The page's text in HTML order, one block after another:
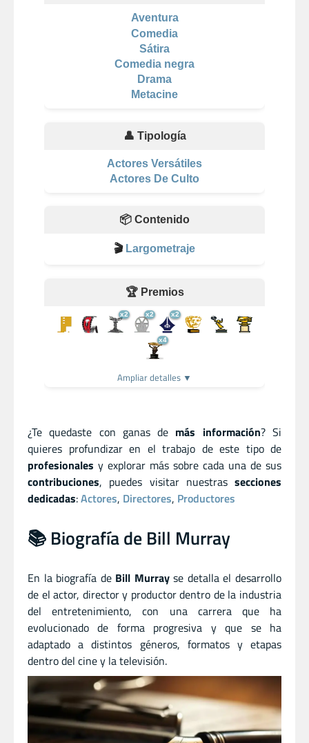
Aventura
Comedia
Sátira
Comedia negra
Drama
Metacine
👤 Tipología
Actores Versátiles
Actores De Culto
📦 Contenido
🎬 Largometraje
🏆 Premios
x2 x2 x2
x4
Ampliar detalles ▼
¿Te quedaste con ganas de más información? Si
quieres profundizar en el trabajo de este tipo de
profesionales y explorar más sobre cada una de sus
contribuciones, puedes visitar nuestras secciones
dedicadas:Actores, Directores, Productores
📚 Biografía de Bill Murray
En la biografía de Bill Murrayse detalla el desarrollo
de el actor, directory productor dentro de la industria
del entretenimiento, con una carrera que ha
evolucionado de forma progresiva y que se ha
adaptado a distintos géneros, formatos y etapas
dentro del cine y la televisión.